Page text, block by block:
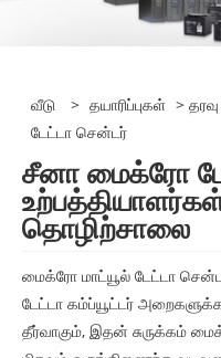
வீடு > தயாரிப்புகள் >
டேட்டா சென்டர்
சீனா மைக்ரோ
தொழிற்சாலை
மைக்ரோ மாட்யூல் டேட்டா
டேட்டா கம்ப்யூட்டர்
தீர்வாகும், இதன் சுருக்கம்